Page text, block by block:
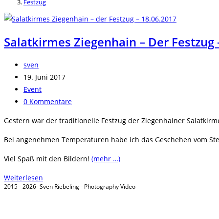
Festzug
Salatkirmes Ziegenhain – Der Festzug
Beitrags-
Autor:
sven
Beitrag
veröffentlicht:
19. Juni 2017
Beitrags-
Kategorie:
Event
Beitrags-
0 Kommentare
Gestern war der traditionelle Festzug der Ziegenhainer
Bei angenehmen Temperaturen habe ich das Geschehen vom
Viel Spaß mit den Bildern! (mehr …)
Weiterlesen
Ziegenhain
2015 - 2026- Sven Riebeling - Photography Video